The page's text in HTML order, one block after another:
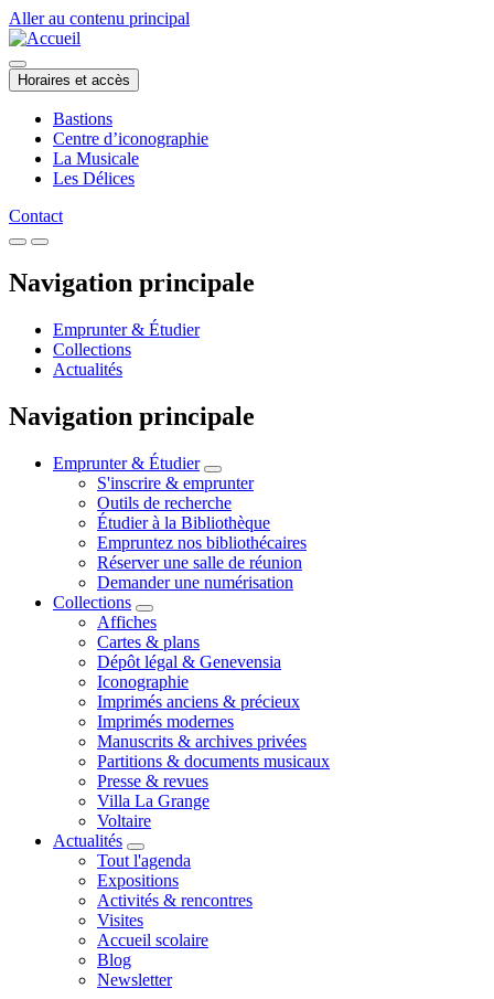
Aller au contenu principal
Horaires et accès
Bastions
Centre d’iconographie
La Musicale
Les Délices
Contact
Navigation principale
Emprunter & Étudier
Collections
Actualités
Navigation principale
Emprunter & Étudier
S'inscrire & emprunter
Outils de recherche
Étudier à la Bibliothèque
Empruntez nos bibliothécaires
Réserver une salle de réunion
Demander une numérisation
Collections
Affiches
Cartes & plans
Dépôt légal & Genevensia
Iconographie
Imprimés anciens & précieux
Imprimés modernes
Manuscrits & archives privées
Partitions & documents musicaux
Presse & revues
Villa La Grange
Voltaire
Actualités
Tout l'agenda
Expositions
Activités & rencontres
Visites
Accueil scolaire
Blog
Newsletter